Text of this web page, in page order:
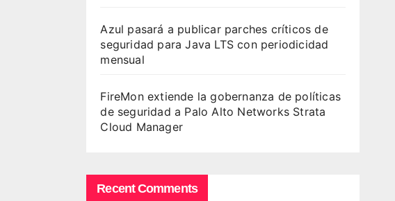
Azul pasará a publicar parches críticos de
seguridad para Java LTS con periodicidad
mensual
FireMon extiende la gobernanza de políticas
de seguridad a Palo Alto Networks Strata
Cloud Manager
Recent Comments